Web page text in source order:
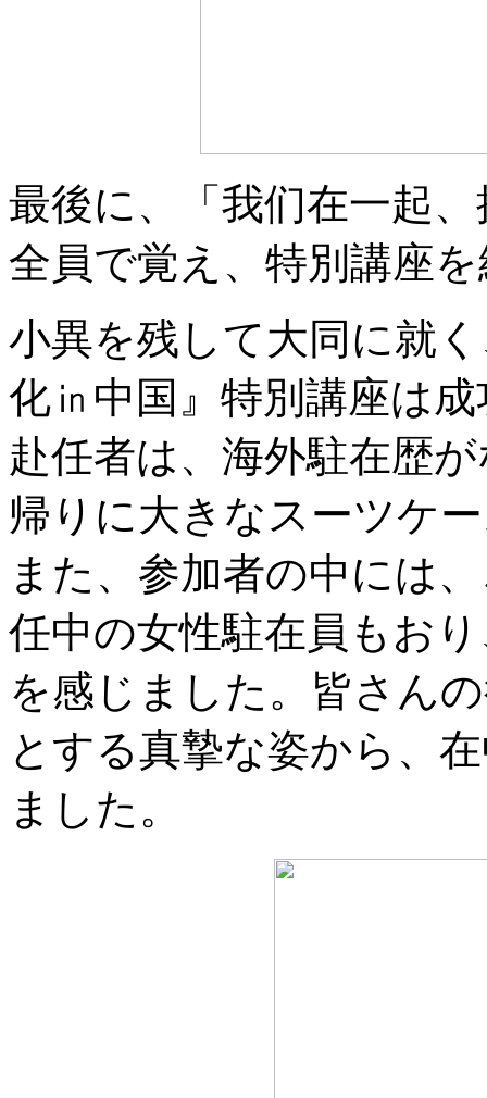
最後に、「我们在一起
全員で覚え、特別講座
小異を残して大同に就
化㏌中国』特別講座は
赴任者は、海外駐在歴
帰りに大きなスーツケ
また、参加者の中には
任中の女性駐在員もお
を感じました。皆さん
とする真摯な姿から、
ました。